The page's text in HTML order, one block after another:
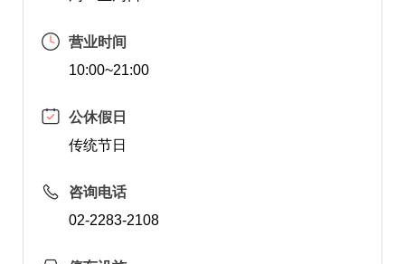
营业时间
10:00~21:00
公休假日
传统节日
咨询电话
02-2283-2108